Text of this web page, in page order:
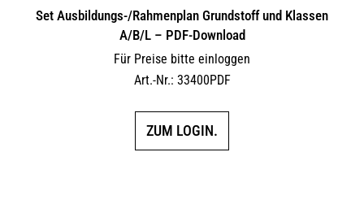
Set Ausbildungs-/Rahmenplan Grundstoff und Klassen
A/B/L – PDF-Download
Für Preise bitte einloggen
Art.-Nr.: 33400PDF
ZUM LOGIN.